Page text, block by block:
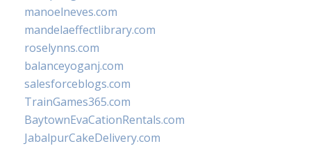
manoelneves.com
mandelaeffectlibrary.com
roselynns.com
balanceyoganj.com
salesforceblogs.com
TrainGames365.com
BaytownEvaCationRentals.com
JabalpurCakeDelivery.com